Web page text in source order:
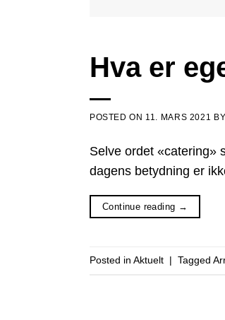
Hva er
POSTED ON 11. MARS 2021 BY
Selve ordet «catering»
dagens betydning er
Continue reading →
Posted in Aktuelt | Tagged